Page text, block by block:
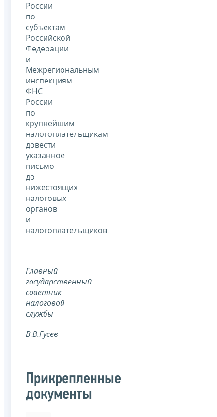
России
по
субъектам
Российской
Федерации
и
Межрегиональным
инспекциям
ФНС
России
по
крупнейшим
налогоплательщикам
довести
указанное
письмо
до
нижестоящих
налоговых
органов
и
налогоплательщиков.
Главный
государственный
советник
налоговой
службы
В.В.Гусев
Прикрепленные
документы